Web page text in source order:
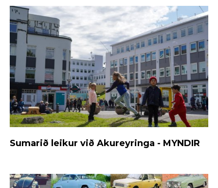
Sumarið leikur við Akureyringa - MYNDIR